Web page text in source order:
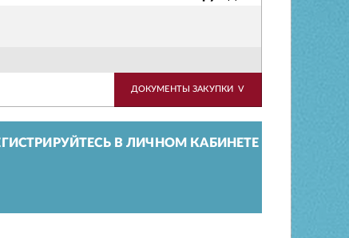
ДОКУМЕНТЫ ЗАКУПКИ V
В ЛИЧНОМ КАБИНЕТЕ